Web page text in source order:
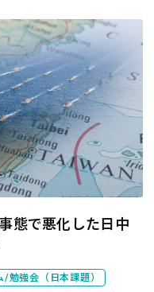
態で悪化した日中
/勉強会（日本課題）